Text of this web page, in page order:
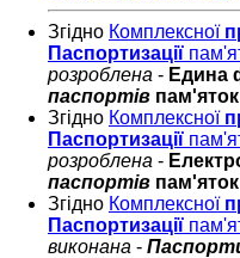
Згідно Комплексної
Паспортизації
розроблена - Едина
паспортів пам'яток
Згідно Комплексної
Паспортизації
розроблена -
паспортів пам'яток
Згідно Комплексної
Паспортизації
виконана -